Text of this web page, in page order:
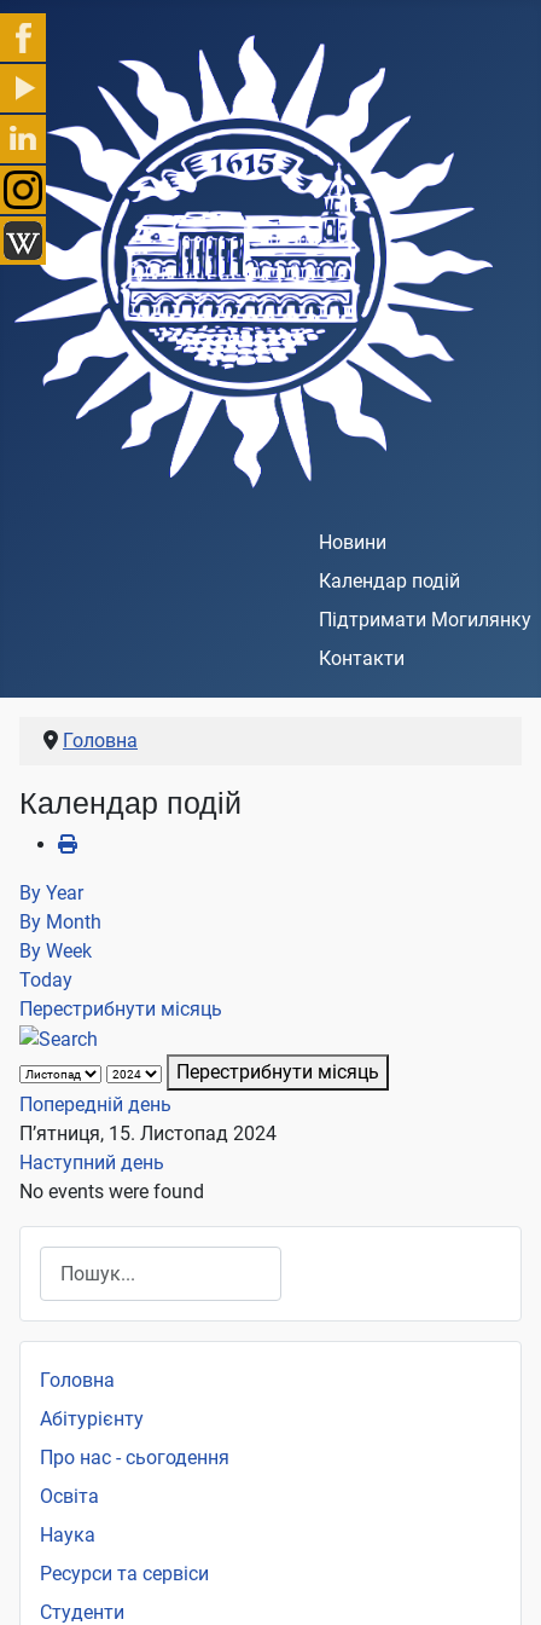
Новини
Календар подій
Підтримати Могилянку
Контакти
Головна
Календар подій
By Year
By Month
By Week
Today
Перестрибнути місяць
Перестрибнути місяць
Попередній день
П’ятниця, 15. Листопад 2024
Наступний день
No events were found
Головна
Абітурієнту
Про нас - сьогодення
Освіта
Наука
Ресурси та сервіси
Студенти